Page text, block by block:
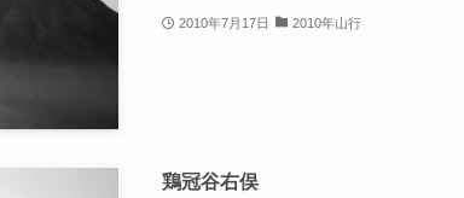
2010年7月17日 2010年山行
鶏冠谷右俣